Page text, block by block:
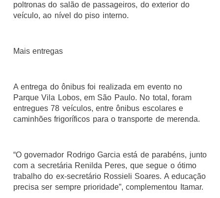
poltronas do salão de passageiros, do exterior do
veículo, ao nível do piso interno.
Mais entregas
A entrega do ônibus foi realizada em evento no
Parque Vila Lobos, em São Paulo. No total, foram
entregues 78 veículos, entre ônibus escolares e
caminhões frigoríficos para o transporte de merenda.
“O governador Rodrigo Garcia está de parabéns, junto
com a secretária Renilda Peres, que segue o ótimo
trabalho do ex-secretário Rossieli Soares. A educação
precisa ser sempre prioridade”, complementou Itamar.